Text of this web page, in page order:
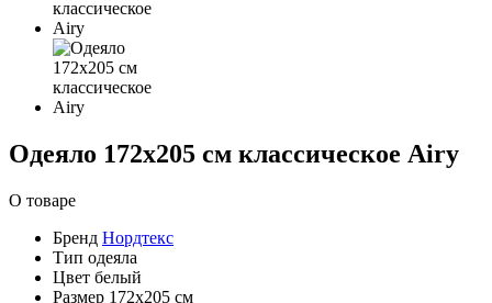
Одеяло 172х205 см классическое Airy
О товаре
Бренд Нордтекс
Тип одеяла
Цвет белый
Размер 172х205 см